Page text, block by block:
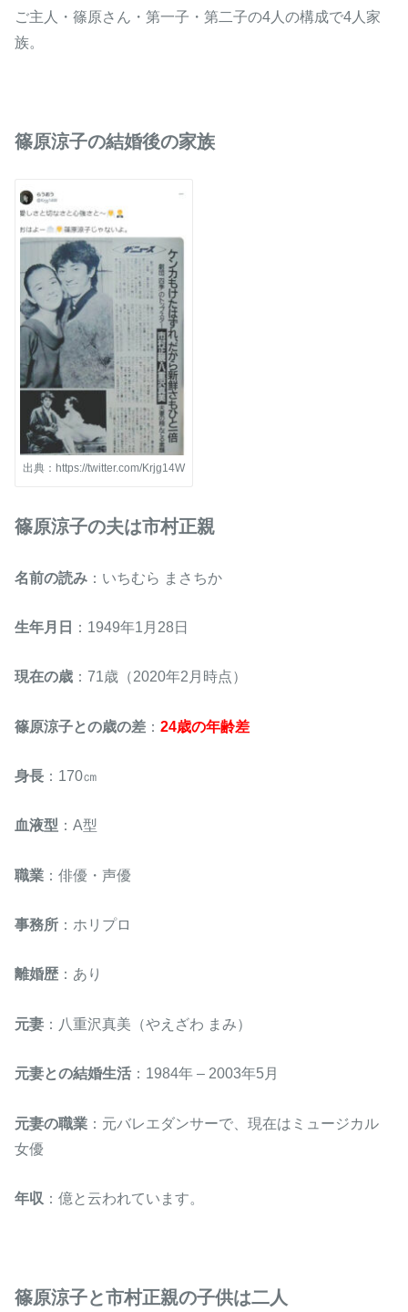
ご主人・篠原さん・第一子・第二子の4人の構成で4人家
族。
篠原涼子の結婚後の家族
出典：https://twitter.com/Krjg14W
篠原涼子の夫は市村正親
名前の読み ：いちむら まさちか
生年月日 ：1949年1月28日
現在の歳 ：71歳（2020年2月時点）
篠原涼子との歳の差 ：24歳の年齢差
身長 ：170㎝
血液型 ：A型
職業 ：俳優・声優
事務所 ：ホリプロ
離婚歴 ：あり
元妻 ：八重沢真美（やえざわ まみ）
元妻との結婚生活 ：1984年 – 2003年5月
元妻の職業 ：元バレエダンサーで、現在はミュージカル
女優
年収 ：億と云われています。
篠原涼子と市村正親の子供は二人